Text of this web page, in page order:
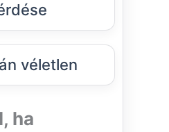
véletlen
ha